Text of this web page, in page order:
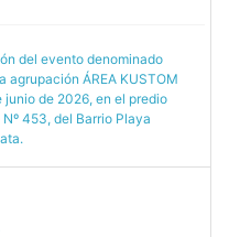
del evento denominado
agrupación ÁREA KUSTOM
junio de 2026, en el predio
453, del Barrio Playa